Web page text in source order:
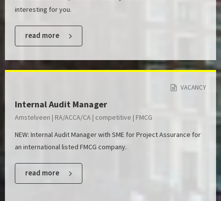
interesting for you.
read more
VACANCY
Internal Audit Manager
Amstelveen | RA/ACCA/CA | competitive | FMCG
NEW: Internal Audit Manager with SME for Project Assurance for
an international listed FMCG company.
read more